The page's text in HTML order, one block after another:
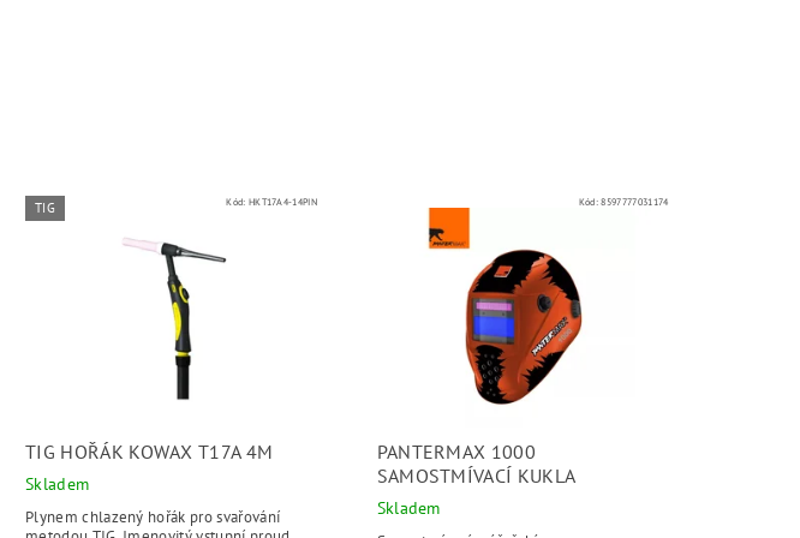
TIG Kód: HKT17A4-14PIN
TIG HOŘÁK KOWAX T17A 4M
Skladem
Plynem chlazený hořák pro svařování
Kód:8597777031174
PANTERMAX 1000
SAMOSTMÍVACÍ KUKLA
Skladem